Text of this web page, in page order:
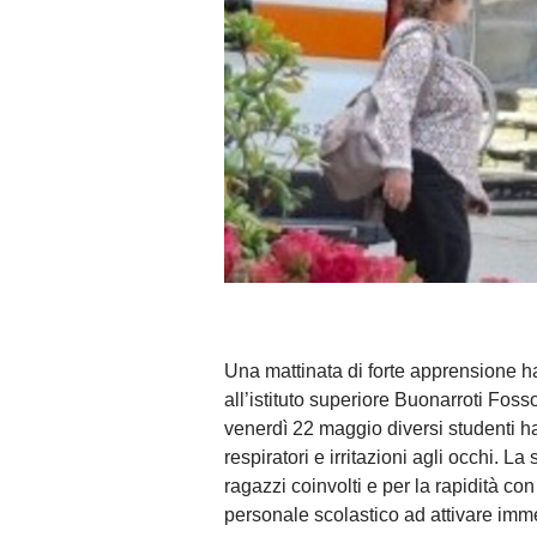
Una mattinata di forte apprensione
all’istituto superiore Buonarroti
venerdì 22 maggio diversi studenti
respiratori e irritazioni agli occhi. La
ragazzi coinvolti e per la rapidità
personale scolastico ad attivare